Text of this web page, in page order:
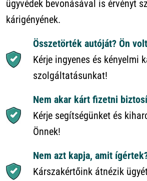
ügyvédek bevonásával is érvényt
kárigényének.
Összetörték autóját? Ön
Kérje ingyenes és kényelmi
szolgáltatásunkat!
Nem akar kárt fizetni
Kérje segítségünket és
Önnek!
Nem azt kapja, amit
Kárszakértőink átnézik